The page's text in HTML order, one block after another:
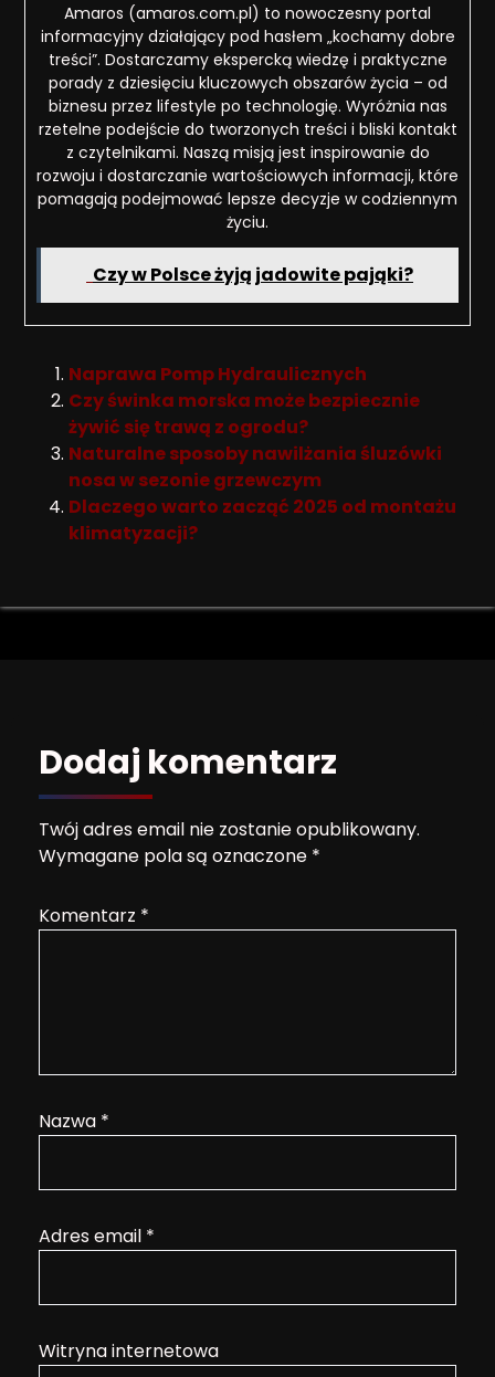
Amaros (amaros.com.pl) to nowoczesny portal
informacyjny działający pod hasłem „kochamy dobre
treści”. Dostarczamy ekspercką wiedzę i praktyczne
porady z dziesięciu kluczowych obszarów życia – od
biznesu przez lifestyle po technologię. Wyróżnia nas
rzetelne podejście do tworzonych treści i bliski kontakt
z czytelnikami. Naszą misją jest inspirowanie do
rozwoju i dostarczanie wartościowych informacji, które
pomagają podejmować lepsze decyzje w codziennym
życiu.
Czy w Polsce żyją jadowite pająki?
Naprawa Pomp Hydraulicznych
Czy świnka morska może bezpiecznie
żywić się trawą z ogrodu?
Naturalne sposoby nawilżania śluzówki
nosa w sezonie grzewczym
Dlaczego warto zacząć 2025 od montażu
klimatyzacji?
Dodaj komentarz
Twój adres email nie zostanie opublikowany.
Wymagane pola są oznaczone *
Komentarz *
Nazwa *
Adres email *
Witryna internetowa